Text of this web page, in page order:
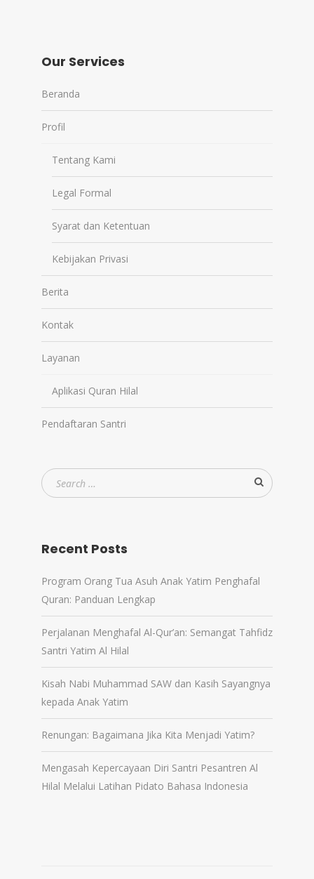
Our Services
Beranda
Profil
Tentang Kami
Legal Formal
Syarat dan Ketentuan
Kebijakan Privasi
Berita
Kontak
Layanan
Aplikasi Quran Hilal
Pendaftaran Santri
Recent Posts
Program Orang Tua Asuh Anak Yatim Penghafal
Quran: Panduan Lengkap
Perjalanan Menghafal Al-Qur’an: Semangat Tahfidz
Santri Yatim Al Hilal
Kisah Nabi Muhammad SAW dan Kasih Sayangnya
kepada Anak Yatim
Renungan: Bagaimana Jika Kita Menjadi Yatim?
Mengasah Kepercayaan Diri Santri Pesantren Al
Hilal Melalui Latihan Pidato Bahasa Indonesia